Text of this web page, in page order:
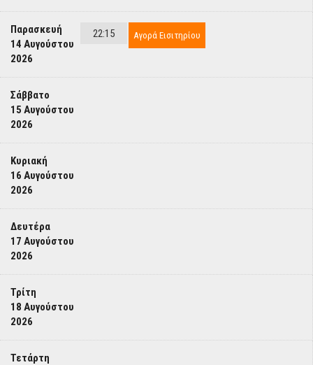
Παρασκευή
14 Αυγούστου
2026
22:15 Αγορά Εισιτηρίου
Σάββατο
15 Αυγούστου
2026
Κυριακή
16 Αυγούστου
2026
Δευτέρα
17 Αυγούστου
2026
Τρίτη
18 Αυγούστου
2026
Τετάρτη